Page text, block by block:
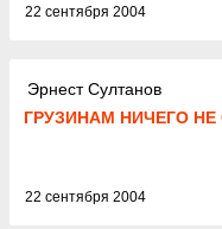
22 сентября 2004
Эрнест Султанов
ГРУЗИНАМ НИЧЕГО НЕ
22 сентября 2004